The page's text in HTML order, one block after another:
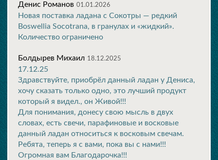
Денис Романов 01.01.2026
Новая поставка ладана с Сокотры — редкий
Boswellia Socotrana, в гранулах и «жидкий».
Количество ограничено
Болдырев Михаил 18.12.2025
17.12.25
Здравствуйте, приобрёл данный ладан у Дениса,
хочу сказать только одно, это лучший продукт
который я видел., он Живой!!!
Для понимания, донесу свою мысль в двух
словах, есть свечи, парафиновые и восковые
данный ладан относиться к восковым свечам.
Ребята, теперь я с вами, пока вы с нами!!!
Огромная вам Благодарочка!!!